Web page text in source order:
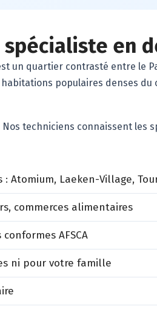
en
un quartier contrasté entre le
populaires denses
Nos techniciens connaissent
Laeken-Village,
commerces alimentaires
AFSCA
ni pour votre famille